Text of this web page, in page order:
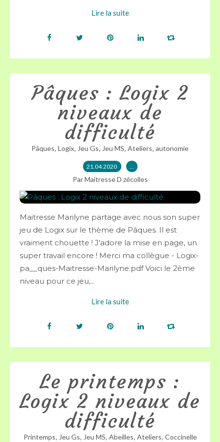
Lire la suite
Pâques : Logix 2
niveaux de
difficulté
Pâques, Logix, Jeu Gs, Jeu MS, Ateliers, autonomie
21.04.2020 …
Par Maitresse D zécolles
Maitresse Marilyne partage avec nous son super
jeu de Logix sur le thème de Pâques. Il est
vraiment chouette ! J'adore la mise en page, un
super travail encore ! Merci ma collègue - Logix-
pa__ques-Maitresse-Marilyne.pdf Voici le 2ème
niveau pour ce jeu,...
Lire la suite
Le printemps :
Logix 2 niveaux de
difficulté
Printemps, Jeu Gs, Jeu MS, Abeilles, Ateliers, Coccinelle